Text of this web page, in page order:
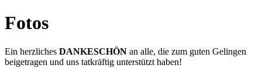
Fotos
Ein herzliches DANKESCHÖN an alle, die zum guten Gelingen
beigetragen und uns tatkräftig unterstützt haben!